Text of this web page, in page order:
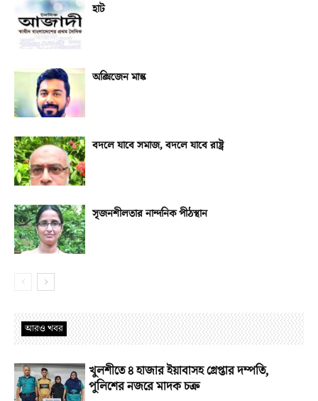
হাট
অক্সিজেন মাস্ক
বদলে যাবে সমাজ, বদলে যাবে রাষ্ট্র
সৃজনশীলতার নান্দনিক পীঠস্থান
আরও খবর
খুলশীতে ৪ হাজার ইয়াবাসহ গ্রেপ্তার দম্পতি,
পুলিশের নজরে মাদক চক্র